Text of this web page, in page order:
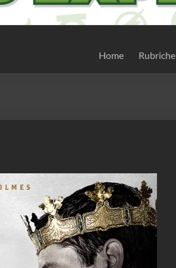
Home Rubriche